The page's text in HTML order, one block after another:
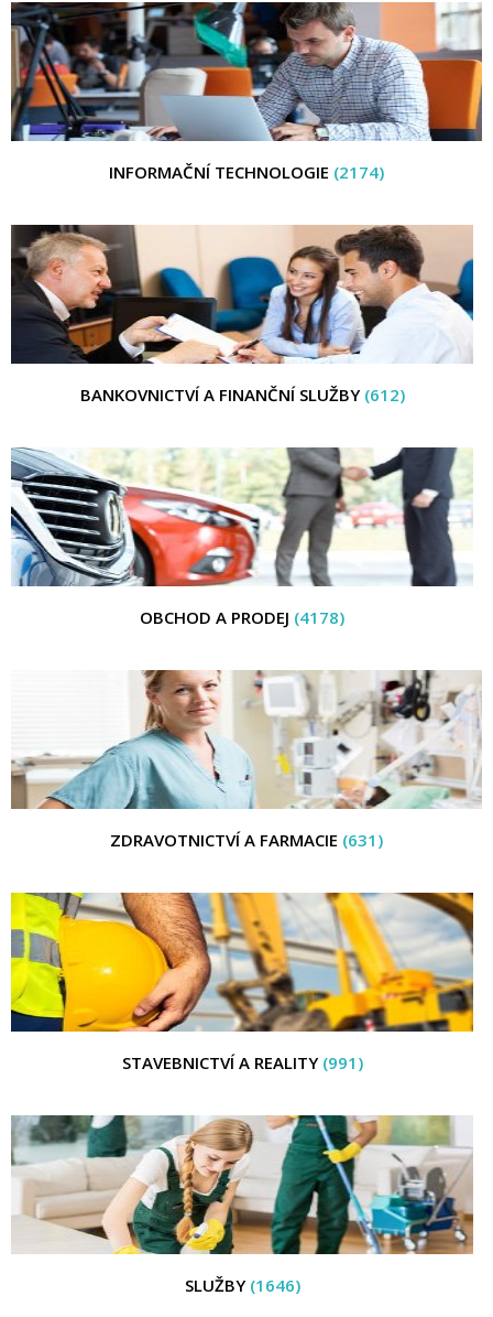
INFORMAČNÍ TECHNOLOGIE (2174)
BANKOVNICTVÍ A FINANČNÍ SLUŽBY (612)
OBCHOD A PRODEJ (4178)
ZDRAVOTNICTVÍ A FARMACIE (631)
STAVEBNICTVÍ A REALITY (991)
SLUŽBY (1646)